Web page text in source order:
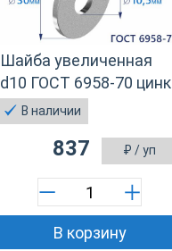
Шайба увеличенная
d10 ГОСТ 6958-70 цинк
В наличии
₽ / уп
837
В корзину